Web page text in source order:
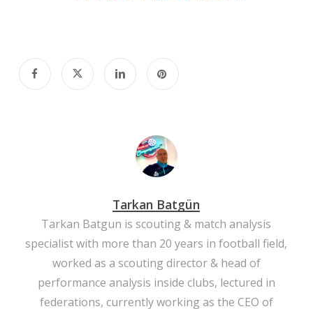
Tarkan Batgün
Tarkan Batgun is scouting & match analysis
specialist with more than 20 years in football field,
worked as a scouting director & head of
performance analysis inside clubs, lectured in
federations, currently working as the CEO of